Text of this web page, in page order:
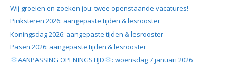
Wij groeien en zoeken jou: twee openstaande vacatures!
Pinksteren 2026: aangepaste tijden & lesrooster
Koningsdag 2026: aangepaste tijden & lesrooster
Pasen 2026: aangepaste tijden & lesrooster
AANPASSING OPENINGSTIJD
: woensdag 7 januari 2026